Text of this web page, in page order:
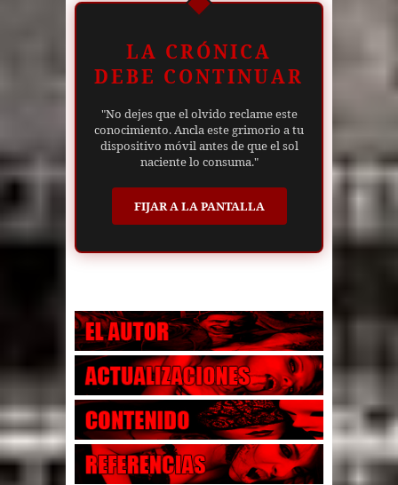
LA CRÓNICA
DEBE CONTINUAR
"No dejes que el olvido reclame este
conocimiento. Ancla este grimorio a tu
dispositivo móvil antes de que el sol
naciente lo consuma."
FIJAR A LA PANTALLA